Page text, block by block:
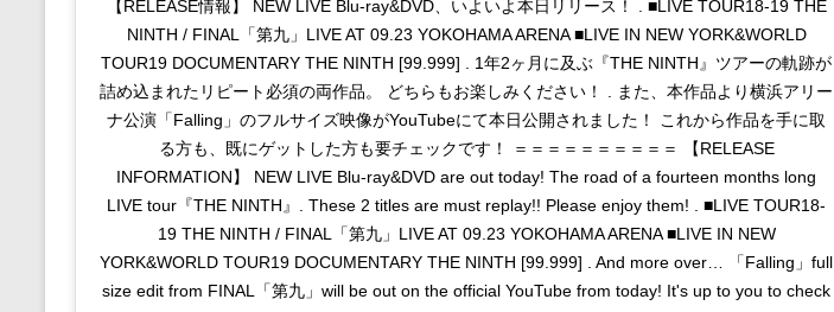
【RELEASE情報】 NEW LIVE Blu-ray&DVD、いよいよ本日リリース！ . ■LIVE TOUR18-19 THE
NINTH / FINAL「第九」LIVE AT 09.23 YOKOHAMA ARENA ■LIVE IN NEW YORK&WORLD
TOUR19 DOCUMENTARY THE NINTH [99.999] . 1年2ヶ月に及ぶ『THE NINTH』ツアーの軌跡が
詰め込まれたリピート必須の両作品。 どちらもお楽しみください！ . また、本作品より横浜アリー
ナ公演「Falling」のフルサイズ映像がYouTubeにて本日公開されました！ これから作品を手に取
る方も、既にゲットした方も要チェックです！ ＝＝＝＝＝＝＝＝＝＝ 【RELEASE
INFORMATION】 NEW LIVE Blu-ray&DVD are out today! The road of a fourteen months long
LIVE tour『THE NINTH』. These 2 titles are must replay!! Please enjoy them! . ■LIVE TOUR18-
19 THE NINTH / FINAL「第九」LIVE AT 09.23 YOKOHAMA ARENA ■LIVE IN NEW
YORK&WORLD TOUR19 DOCUMENTARY THE NINTH [99.999] . And more over… 「Falling」full
size edit from FINAL「第九」will be out on the official YouTube from today! It's up to you to check